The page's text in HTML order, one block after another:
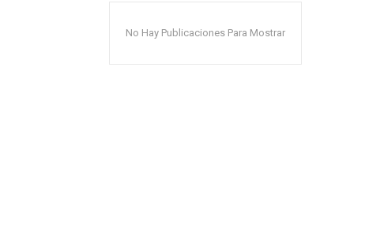
No Hay Publicaciones Para Mostrar